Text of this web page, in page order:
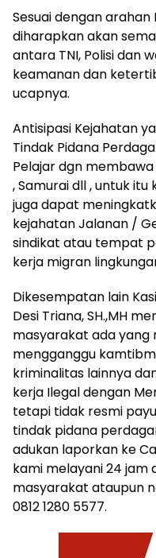
Sesuai dengan
diharapkan akan
antara TNI, Polisi dan
keamanan dan
ucapnya.
Antisipasi Kejahatan
Tindak Pidana
Pelajar dgn
, Samurai dll , untuk
juga dapat
kejahatan Jalanan /
sindikat atau tempat
kerja migran
Dikesempatan lain
Desi Triana, SH.,MH
masyarakat ada yang
mengganggu
kriminalitas lainnya
kerja Ilegal dengan
tetapi tidak resmi
tindak pidana
adukan laporkan ke
kami melayani 24 jam
masyarakat ataupun
0812 1280 5577.